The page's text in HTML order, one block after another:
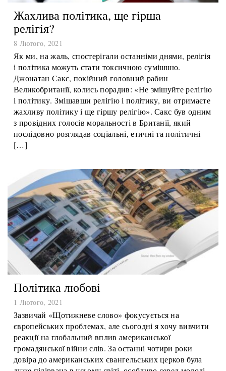
Жахлива політика, ще гірша
релігія?
8 Лютого, 2021
Як ми, на жаль, спостерігали останніми днями, релігія
і політика можуть стати токсичною сумішшю.
Джонатан Сакс, покійний головний рабин
Великобританії, колись порадив: «Не змішуйте релігію
і політику. Змішавши релігію і політику, ви отримаєте
жахливу політику і ще гіршу релігію». Сакс був одним
з провідних голосів моральності в Британії, який
послідовно розглядав соціальні, етичні та політичні
Політика любові
1 Лютого, 2021
Зазвичай «Щотижневе слово» фокусується на
європейських проблемах, але сьогодні я хочу вивчити
реакції на глобальний вплив американської
громадянської війни слів. За останні чотири роки